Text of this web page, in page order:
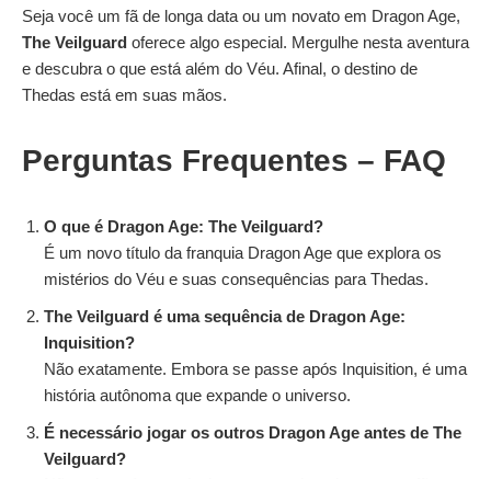
Seja você um fã de longa data ou um novato em Dragon Age,
The Veilguard oferece algo especial. Mergulhe nesta aventura
e descubra o que está além do Véu. Afinal, o destino de
Thedas está em suas mãos.
Perguntas Frequentes – FAQ
O que é Dragon Age: The Veilguard?
É um novo título da franquia Dragon Age que explora os
mistérios do Véu e suas consequências para Thedas.
The Veilguard é uma sequência de Dragon Age:
Inquisition?
Não exatamente. Embora se passe após Inquisition, é uma
história autônoma que expande o universo.
É necessário jogar os outros Dragon Age antes de The
Veilguard?